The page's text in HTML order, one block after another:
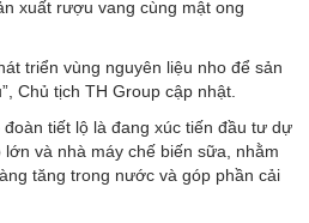
xuất rượu vang cùng mật ong
triển vùng nguyên liệu nho để sản
Chủ tịch TH Group cập nhật.
tiết lộ là đang xúc tiến đầu tư dự
và nhà máy chế biến sữa, nhằm
tăng trong nước và góp phần cải